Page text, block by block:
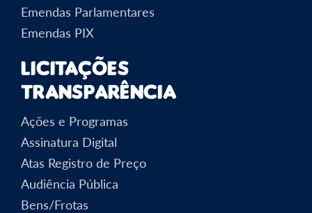
Emendas Parlamentares
Emendas PIX
Licitações
Transparência
Ações e Programas
Assinatura Digital
Atas Registro de Preço
Audiência Pública
Bens/Frotas